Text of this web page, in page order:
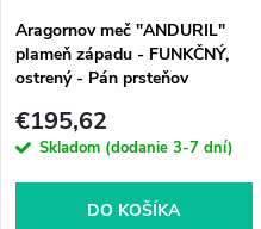
Aragornov meč "ANDURIL"
plameň západu - FUNKČNÝ,
ostrený - Pán prsteňov
€195,62
Skladom (dodanie 3-7 dní)
DO KOŠÍKA